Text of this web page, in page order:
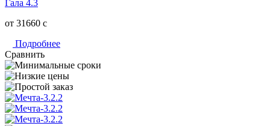
Гала 4.3
от 31660 c
Подробнее
Сравнить